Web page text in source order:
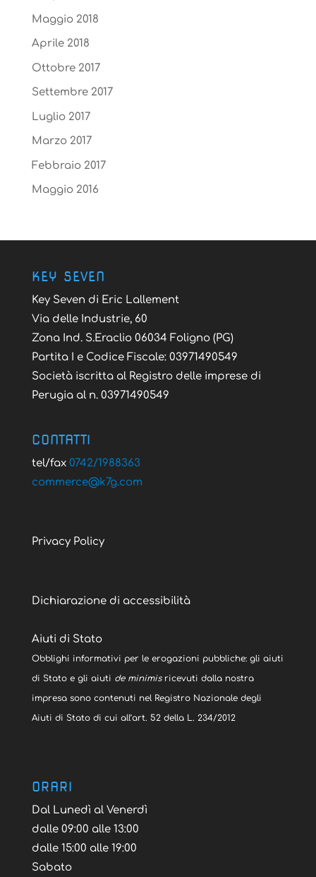
Maggio 2018
Aprile 2018
Ottobre 2017
Settembre 2017
Luglio 2017
Marzo 2017
Febbraio 2017
Maggio 2016
KEY SEVEN
Key Seven di Eric Lallement
Via delle Industrie, 60
Zona Ind. S.Eraclio 06034 Foligno (PG)
Partita I e Codice Fiscale: 03971490549
Società iscritta al Registro delle imprese di
Perugia al n. 03971490549
CONTATTI
tel/fax 0742/1988363
moc.g7k
@ecremmoc
Privacy Policy
Dichiarazione di accessibilità
Aiuti di Stato
Obblighi informativi per le erogazioni pubbliche: gli aiuti
di Stato e gli aiuti de minimisricevuti dalla nostra
impresa sono contenuti nel Registro Nazionale degli
Aiuti di Stato di cui all’art. 52 della L. 234/2012
ORARI
Dal Lunedì al Venerdì
dalle 09:00 alle 13:00
dalle 15:00 alle 19:00
Sabato